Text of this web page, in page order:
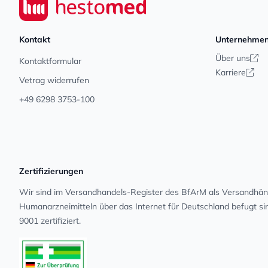
Kontakt
Kontaktformular
Vetrag widerrufen
+49 6298 3753-100
Über uns
Karriere
Zertifizierungen
Wir sind im Versandhandels-Register des BfArM als
Human­arz­nei­mit­teln über das Internet für Deutschland befugt
9001 zertifiziert.